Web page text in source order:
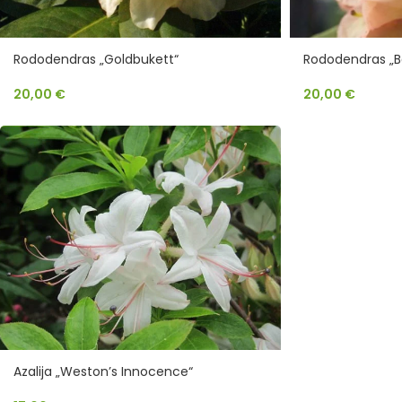
Rododendras „Goldbukett“
20,00 €
Rododendras
20,00 €
Azalija „Weston’s Innocence“